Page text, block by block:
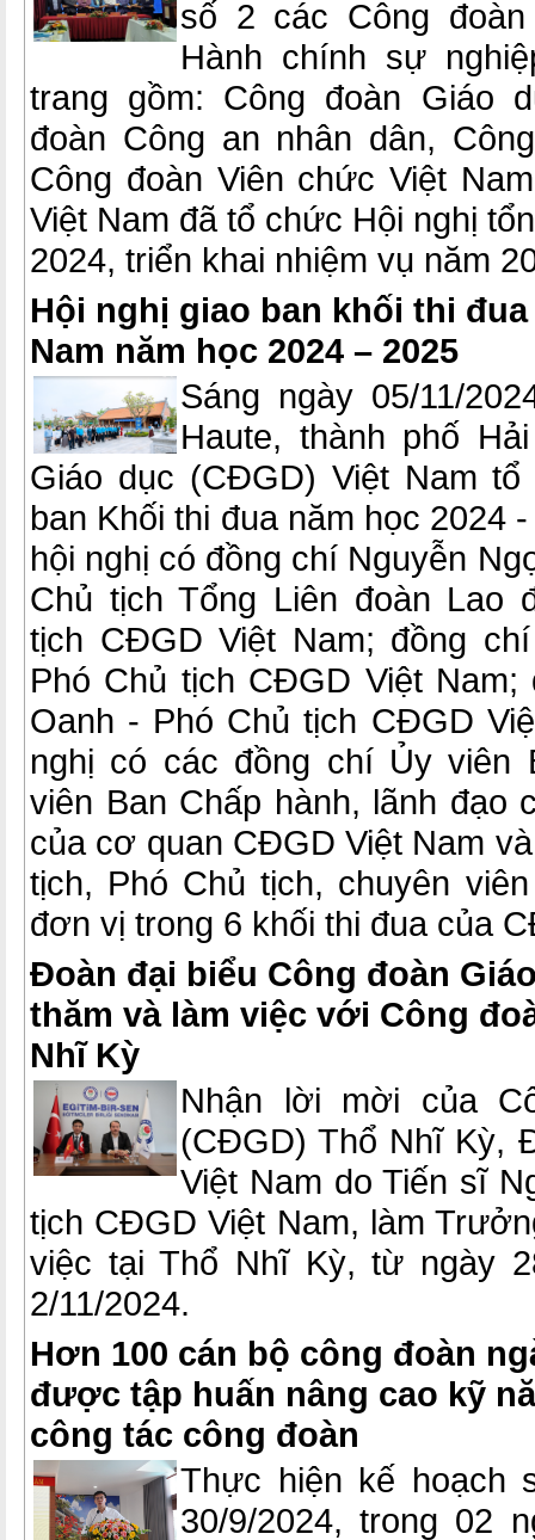
số 2 các Công
Hành chính sự
trang gồm: Công đoàn Giáo
đoàn Công an nhân dân,
Công đoàn Viên chức Việt
Việt Nam đã tổ chức Hội nghị
2024, triển khai nhiệm vụ năm
Hội nghị giao ban khối thi
Nam năm học 2024 – 2025
Sáng ngày 05/11/
Haute, thành phố
Giáo dục (CĐGD) Việt Nam
ban Khối thi đua năm học 2024
hội nghị có đồng chí Nguyễn
Chủ tịch Tổng Liên đoàn Lao
tịch CĐGD Việt Nam; đồng
Phó Chủ tịch CĐGD Việt
Oanh - Phó Chủ tịch CĐGD
nghị có các đồng chí Ủy viên
viên Ban Chấp hành, lãnh đạo
của cơ quan CĐGD Việt Nam
tịch, Phó Chủ tịch, chuyên
đơn vị trong 6 khối thi đua của
Đoàn đại biểu Công đoàn
thăm và làm việc với Công
Nhĩ Kỳ
Nhận lời mời của
(CĐGD) Thổ Nhĩ Kỳ,
Việt Nam do Tiến sĩ
tịch CĐGD Việt Nam, làm
việc tại Thổ Nhĩ Kỳ, từ ngày
2/11/2024.
Hơn 100 cán bộ công đoàn
được tập huấn nâng cao kỹ
công tác công đoàn
Thực hiện kế hoạch
30/9/2024, trong 02